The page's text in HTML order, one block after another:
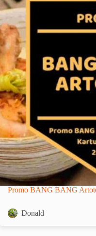
Promo BANG BANG
Donald